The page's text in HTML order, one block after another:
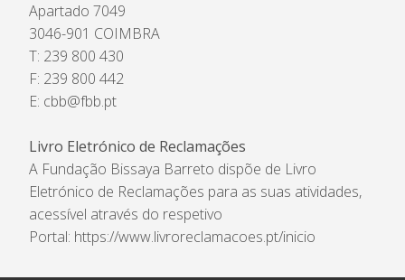
Apartado 7049
3046-901 COIMBRA
T: 239 800 430
F: 239 800 442
E: cbb@fbb.pt
Livro Eletrónico de Reclamações
A Fundação Bissaya Barreto dispõe de Livro
Eletrónico de Reclamações para as suas atividades,
acessível através do respetivo
Portal: https://www.livroreclamacoes.pt/inicio